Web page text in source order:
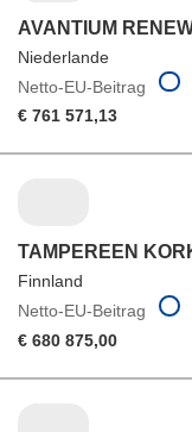
AVANTIUM
Niederlande
Netto-EU-Beitrag
€ 761 571,13
TAMPEREEN
Finnland
Netto-EU-Beitrag
€ 680 875,00